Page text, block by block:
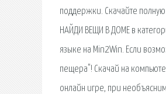
поддержки. Скачайте
НАЙДИ ВЕЩИ В ДОМЕ в
языке на Min2Win. Если
пещера"! Скачай на
онлайн игре, при